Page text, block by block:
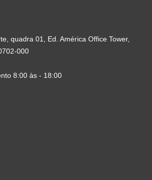
quadra 01, Ed. América Office Tower,
000
8:00 às - 18:00